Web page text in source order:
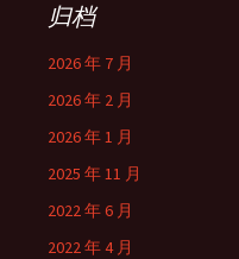
归档
2026 年 7 月
2026 年 2 月
2026 年 1 月
2025 年 11 月
2022 年 6 月
2022 年 4 月